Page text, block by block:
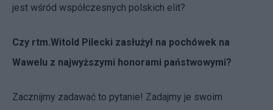
jest wśród współczesnych polskich elit?
Czy rtm.Witold Pilecki zasłużył na pochówek na
Wawelu z najwyższymi honorami państwowymi?
Zacznijmy zadawać to pytanie! Zadajmy je swoim